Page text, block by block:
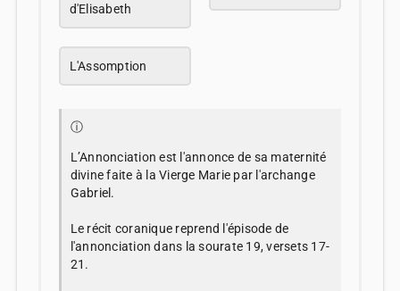
d'Elisabeth
L'Assomption
ⓘ
L’Annonciation est l'annonce de sa maternité
divine faite à la Vierge Marie par l'archange
Gabriel.
Le récit coranique reprend l'épisode de
l'annonciation dans la sourate 19, versets 17-
21.